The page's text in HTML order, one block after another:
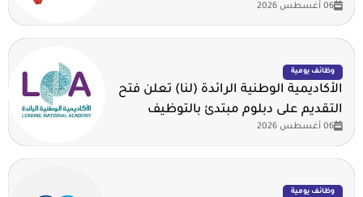
06 أغسطس 2026
وظائف يومية
الأكاديمية الوطنية الرائدة (لنا) تعلن فتح
التقديم على دبلوم مبتدئ بالتوظيف
06 أغسطس 2026
وظائف يومية